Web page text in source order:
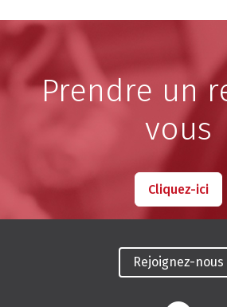
Prendre un
vous
Cliquez-ici
Rejoignez-nous